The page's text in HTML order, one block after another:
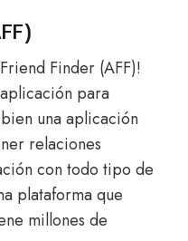
Finder (AFF)!
para
una aplicación
relaciones
con todo tipo de
plataforma que
millones de